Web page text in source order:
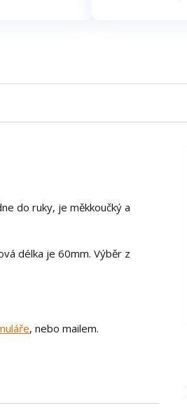
do ruky, je měkkoučký a
délka je 60mm. Výběr z
, nebo mailem.